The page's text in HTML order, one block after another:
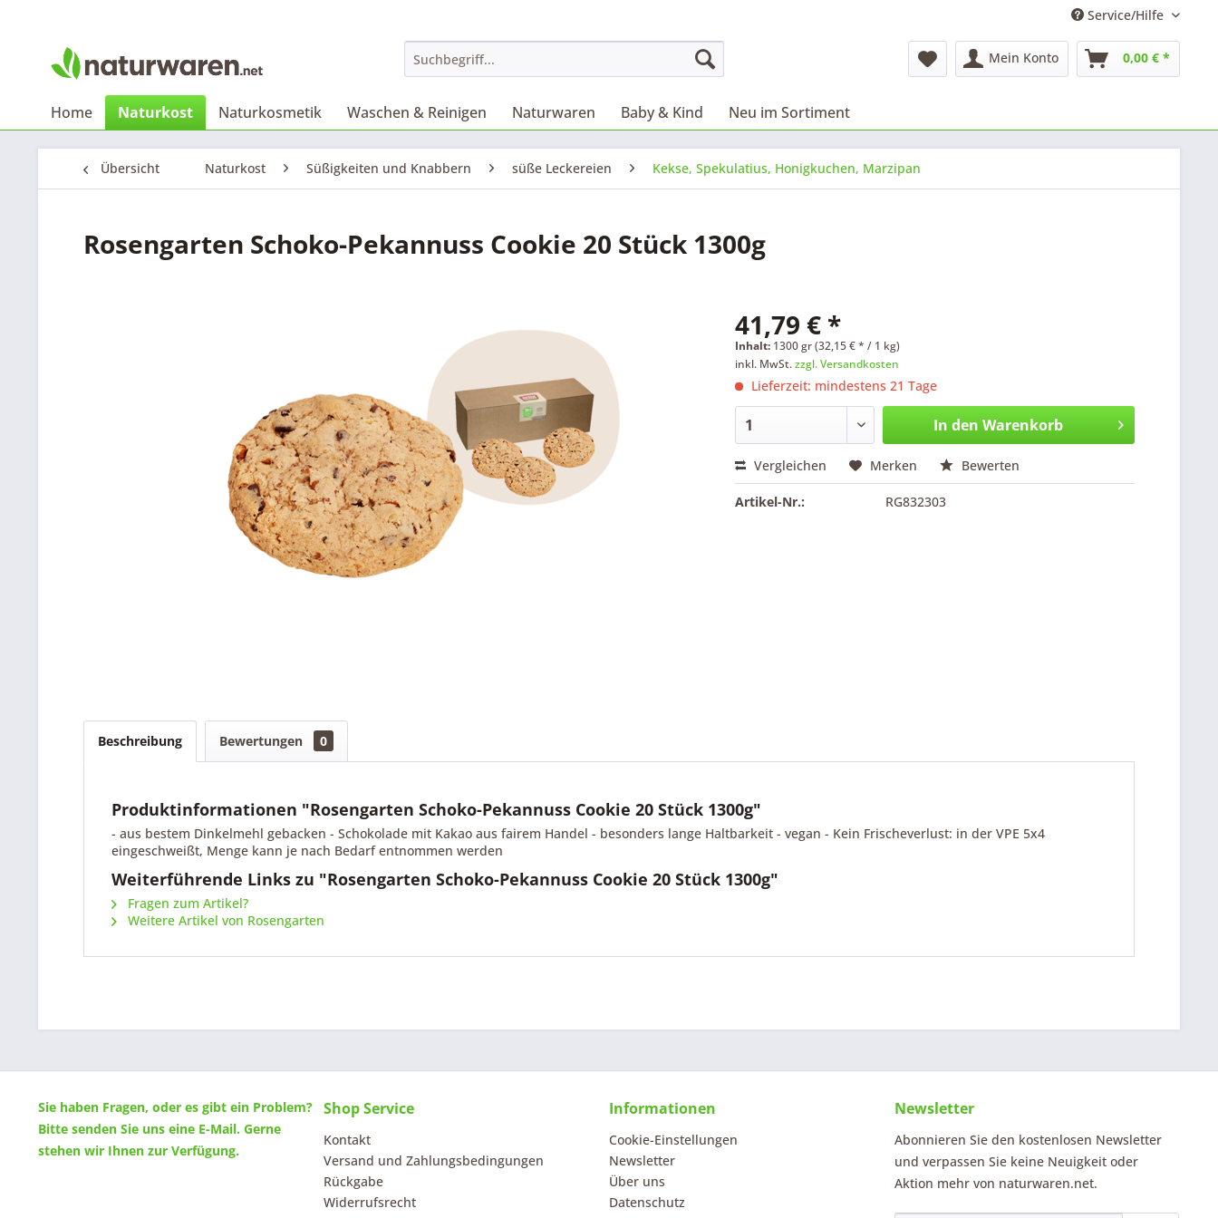
Service/Hilfe
Mein Konto 0,00 € *
Home Naturkost Naturkosmetik Waschen & Reinigen Naturwaren Baby & Kind Neu im Sortiment
Übersicht Naturkost Süßigkeiten und Knabbern süße Leckereien Kekse, Spekulatius, Honigkuchen, Marzipan
Rosengarten Schoko-Pekannuss Cookie 20 Stück 1300g
41,79 € *
Inhalt: 1300 gr (32,15 € * / 1 kg)
inkl. MwSt.zzgl. Versandkosten
Lieferzeit: mindestens 21 Tage
In den Warenkorb
Vergleichen Merken Bewerten
Artikel-Nr.: RG832303
Beschreibung Bewertungen 0
Produktinformationen "Rosengarten Schoko-Pekannuss Cookie 20 Stück 1300g"
- aus bestem Dinkelmehl gebacken - Schokolade mit Kakao aus fairem Handel - besonders lange Haltbarkeit - vegan - Kein Frischeverlust: in der VPE 5x4
eingeschweißt, Menge kann je nach Bedarf entnommen werden
Weiterführende Links zu "Rosengarten Schoko-Pekannuss Cookie 20 Stück 1300g"
Fragen zum Artikel?
Weitere Artikel von Rosengarten
Sie haben Fragen, oder es gibt ein Problem?
Bitte senden Sie uns eine E-Mail. Gerne
stehen wir Ihnen zur Verfügung.
Shop Service
Kontakt
Versand und Zahlungsbedingungen
Rückgabe
Widerrufsrecht
Informationen
Cookie-Einstellungen
Newsletter
Über uns
Datenschutz
Newsletter
Abonnieren Sie den kostenlosen Newsletter
und verpassen Sie keine Neuigkeit oder
Aktion mehr von naturwaren.net.